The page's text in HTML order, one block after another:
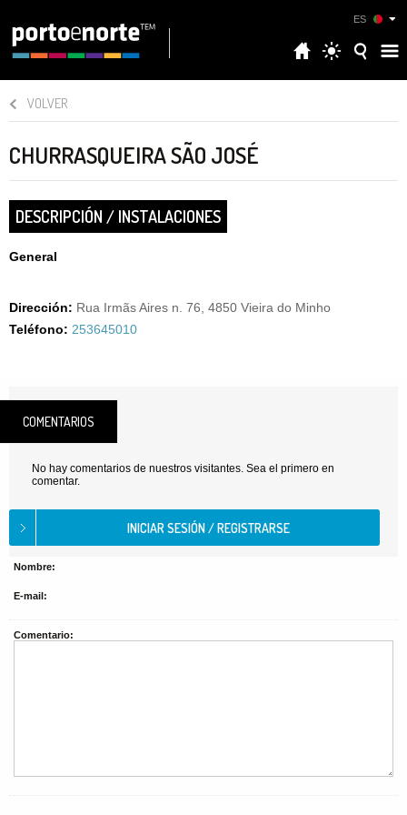
ES
VOLVER
CHURRASQUEIRA SÃO JOSÉ
DESCRIPCIÓN / INSTALACIONES
General
Dirección: Rua Irmãs Aires n. 76, 4850 Vieira do Minho
Teléfono: 253645010
COMENTARIOS
No hay comentarios de nuestros visitantes. Sea el primero en
comentar.
Nombre:
E-mail:
Comentario: